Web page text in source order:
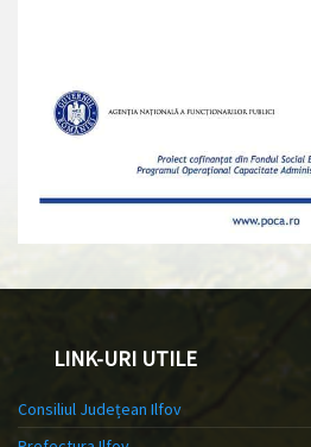
LINK-URI UTILE
Consiliul Județean Ilfov